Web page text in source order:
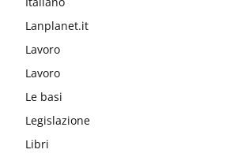
Lanplanet.it
Lavoro
Lavoro
Le basi
Legislazione
Libri